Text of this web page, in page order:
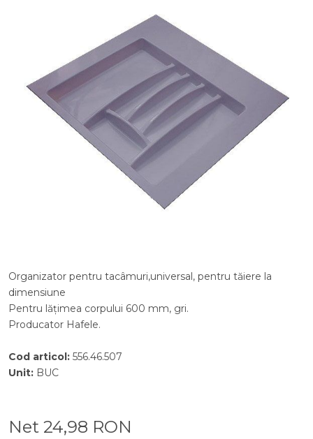
Organizator pentru tacâmuri,universal, pentru tăiere la
dimensiune
Pentru lăţimea corpului 600 mm, gri.
Producator Hafele.
Cod articol: 556.46.507
Unit: BUC
Net 24,98 RON